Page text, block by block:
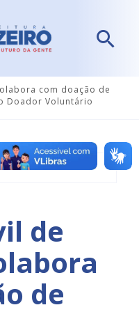
com doação de
Doador Voluntário
Transporte e
de
de